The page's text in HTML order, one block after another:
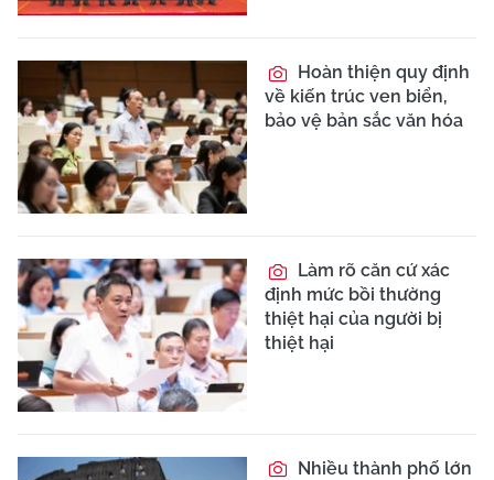
Hoàn thiện quy định
về kiến trúc ven biển,
bảo vệ bản sắc văn hóa
Làm rõ căn cứ xác
định mức bồi thường
thiệt hại của người bị
thiệt hại
Nhiều thành phố lớn